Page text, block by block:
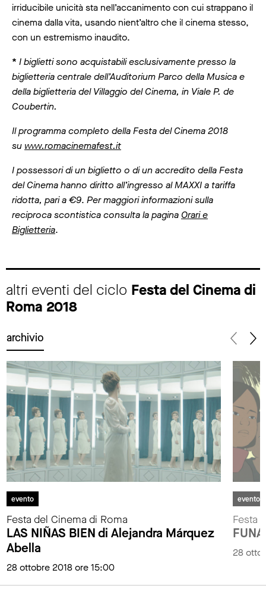
irriducibile unicità sta nell’accanimento con cui strappano il
cinema dalla vita, usando nient’altro che il cinema stesso,
con un estremismo inaudito.
* I biglietti sono acquistabili esclusivamente presso la
biglietteria centrale dell’Auditorium Parco della Musica e
della biglietteria del Villaggio del Cinema, in Viale P. de
Coubertin.
Il programma completo della Festa del Cinema 2018
su www.romacinemafest.it
I possessori di un biglietto o di un accredito della Festa
del Cinema hanno diritto all’ingresso al MAXXI a tariffa
ridotta, pari a €9. Per maggiori informazioni sulla
reciproca scontistica consulta la pagina Orari e
Biglietteria.
altri eventi del ciclo Festa del Cinema di
Roma 2018
archivio
evento
Festa del Cinema di Roma
LAS NIÑAS BIEN di Alejandra Márquez
Abella
28 ottobre 2018 ore 15:00
evento
Festa
28